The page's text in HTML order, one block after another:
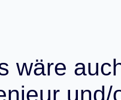
wäre auc
nieur und/